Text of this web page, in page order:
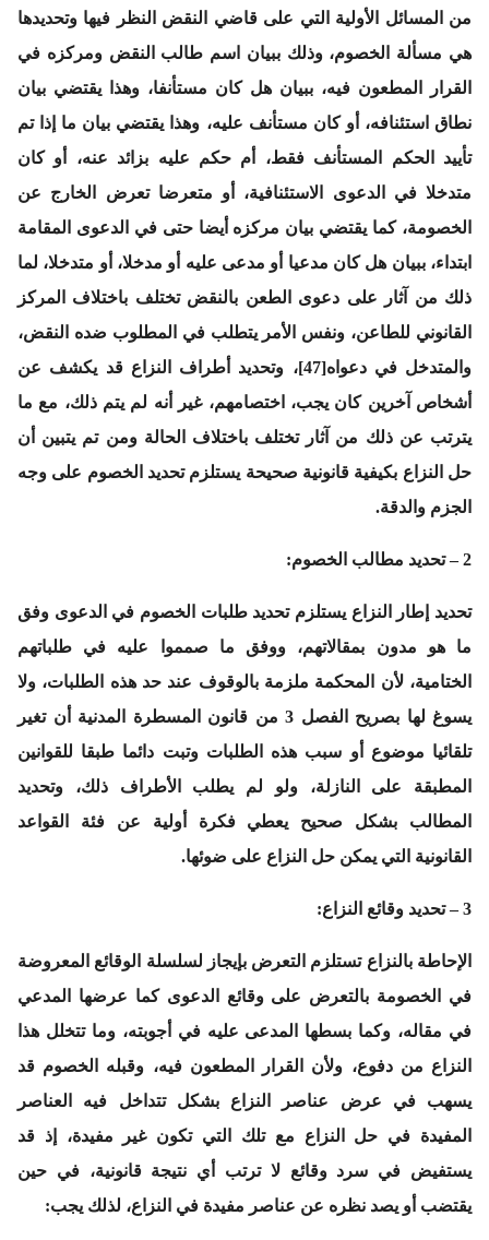
من المسائل الأولية التي على قاضي النقض النظر فيها وتحديدها
هي مسألة الخصوم، وذلك ببيان اسم طالب النقض ومركزه في
القرار المطعون فيه، ببيان هل كان مستأنفا، وهذا يقتضي بيان
نطاق استئنافه، أو كان مستأنف عليه، وهذا يقتضي بيان ما إذا تم
تأييد الحكم المستأنف فقط، أم حكم عليه بزائد عنه، أو كان
متدخلا في الدعوى الاستئنافية، أو متعرضا تعرض الخارج عن
الخصومة، كما يقتضي بيان مركزه أيضا حتى في الدعوى المقامة
ابتداء، ببيان هل كان مدعيا أو مدعى عليه أو مدخلا، أو متدخلا، لما
ذلك من آثار على دعوى الطعن بالنقض تختلف باختلاف المركز
القانوني للطاعن، ونفس الأمر يتطلب في المطلوب ضده النقض،
والمتدخل في دعواه[47]، وتحديد أطراف النزاع قد يكشف عن
أشخاص آخرين كان يجب، اختصامهم، غير أنه لم يتم ذلك، مع ما
يترتب عن ذلك من آثار تختلف باختلاف الحالة ومن تم يتبين أن
حل النزاع بكيفية قانونية صحيحة يستلزم تحديد الخصوم على وجه
الجزم والدقة.
2 – تحديد مطالب الخصوم:
تحديد إطار النزاع يستلزم تحديد طلبات الخصوم في الدعوى وفق
ما هو مدون بمقالاتهم، ووفق ما صمموا عليه في طلباتهم
الختامية، لأن المحكمة ملزمة بالوقوف عند حد هذه الطلبات، ولا
يسوغ لها بصريح الفصل 3 من قانون المسطرة المدنية أن تغير
تلقائيا موضوع أو سبب هذه الطلبات وتبت دائما طبقا للقوانين
المطبقة على النازلة، ولو لم يطلب الأطراف ذلك، وتحديد
المطالب بشكل صحيح يعطي فكرة أولية عن فئة القواعد
القانونية التي يمكن حل النزاع على ضوئها.
3 – تحديد وقائع النزاع:
الإحاطة بالنزاع تستلزم التعرض بإيجاز لسلسلة الوقائع المعروضة
في الخصومة بالتعرض على وقائع الدعوى كما عرضها المدعي
في مقاله، وكما بسطها المدعى عليه في أجوبته، وما تتخلل هذا
النزاع من دفوع، ولأن القرار المطعون فيه، وقبله الخصوم قد
يسهب في عرض عناصر النزاع بشكل تتداخل فيه العناصر
المفيدة في حل النزاع مع تلك التي تكون غير مفيدة، إذ قد
يستفيض في سرد وقائع لا ترتب أي نتيجة قانونية، في حين
يقتضب أو يصد نظره عن عناصر مفيدة في النزاع، لذلك يجب: